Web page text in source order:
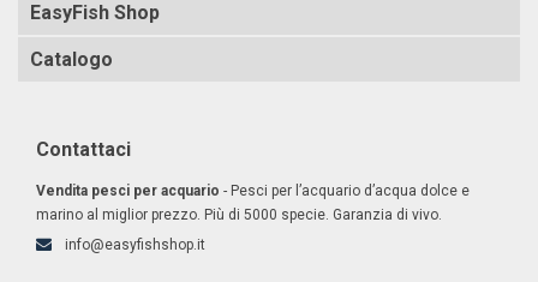
EasyFish Shop
Catalogo
Contattaci
Vendita pesci per acquario - Pesci per l’acquario d’acqua dolce e
marino al miglior prezzo. Più di 5000 specie. Garanzia di vivo.
info@easyfishshop.it